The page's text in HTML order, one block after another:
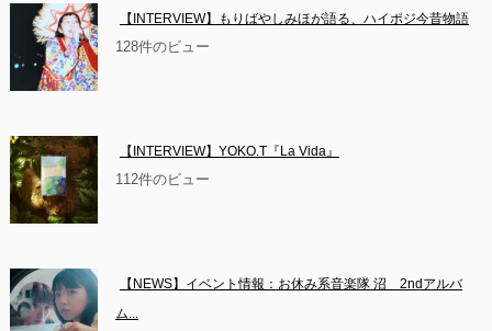
【INTERVIEW】もりばやしみほが語る、ハイポジ今昔物語
128件のビュー
【INTERVIEW】YOKO.T『La Vida』
112件のビュー
【NEWS】イベント情報：お休み系音楽隊 沼　2ndアルバ
ム...